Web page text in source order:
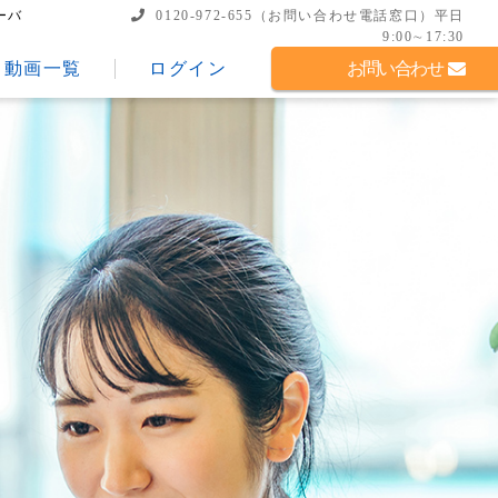
バ 0120-972-655 （お問い合わせ電話窓口） 平日
9:00∼17:30
動画一覧 ログイン お問い合わせ